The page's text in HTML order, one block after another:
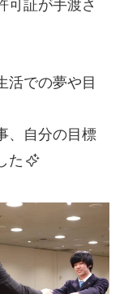
可証が手渡さ
活での夢や目
、自分の目標
た